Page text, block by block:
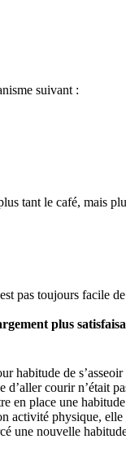
suivant :
tant le café, mais
pas toujours facile de
plus
de
courir n’était
place une
activité physique,
une nouvelle